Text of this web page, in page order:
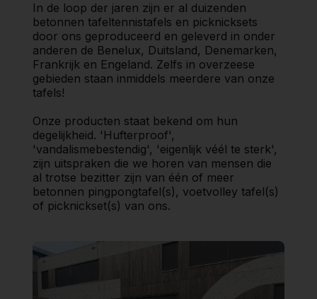
In de loop der jaren zijn er al duizenden
betonnen tafeltennistafels en picknicksets
door ons geproduceerd en geleverd in onder
anderen de Benelux, Duitsland, Denemarken,
Frankrijk en Engeland. Zelfs in overzeese
gebieden staan inmiddels meerdere van onze
tafels!
Onze producten staat bekend om hun
degelijkheid. 'Hufterproof',
'vandalismebestendig', 'eigenlijk véél te sterk',
zijn uitspraken die we horen van mensen die
al trotse bezitter zijn van één of meer
betonnen pingpongtafel(s), voetvolley tafel(s)
of picknickset(s) van ons.